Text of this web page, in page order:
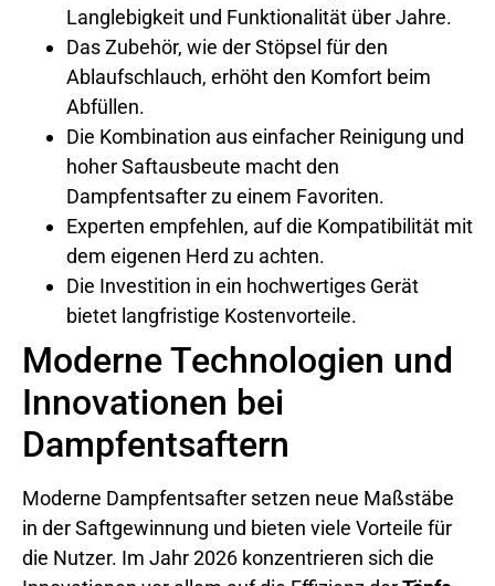
Langlebigkeit und Funktionalität über Jahre.
Das Zubehör, wie der Stöpsel für den
Ablaufschlauch, erhöht den Komfort beim
Abfüllen.
Die Kombination aus einfacher Reinigung und
hoher Saftausbeute macht den
Dampfentsafter zu einem Favoriten.
Experten empfehlen, auf die Kompatibilität mit
dem eigenen Herd zu achten.
Die Investition in ein hochwertiges Gerät
bietet langfristige Kostenvorteile.
Moderne Technologien und
Innovationen bei
Dampfentsaftern
Moderne Dampfentsafter setzen neue Maßstäbe
in der Saftgewinnung und bieten viele Vorteile für
die Nutzer. Im Jahr 2026 konzentrieren sich die